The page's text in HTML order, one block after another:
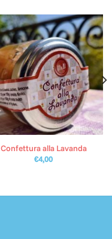
Confettura alla Lavanda
€4,00